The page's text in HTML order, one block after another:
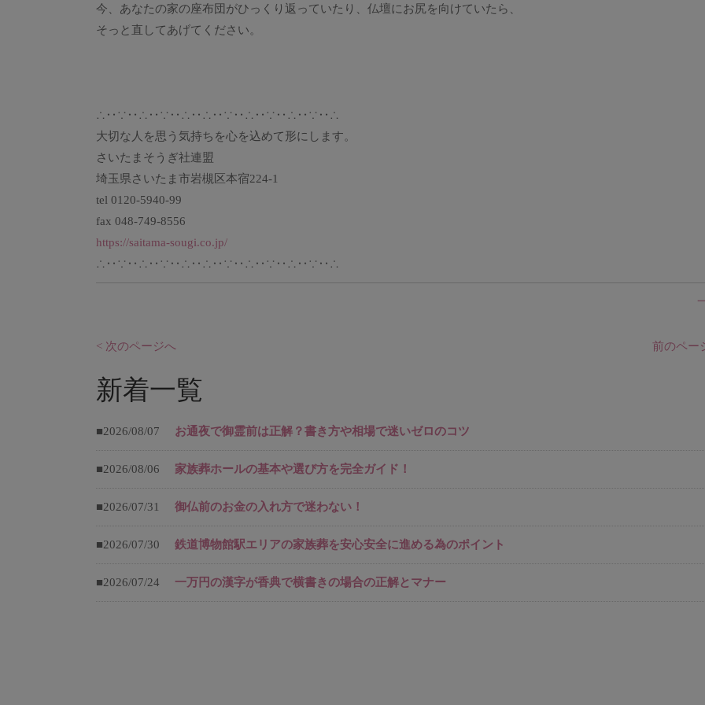
今、あなたの家の座布団がひっくり返っていたり、仏壇にお尻を向けていたら、
そっと直してあげてください。
∴‥∵‥∴‥∵‥∴‥∴‥∵‥∴‥∵‥∴‥∵‥∴
大切な人を思う気持ちを心を込めて形にします。
さいたまそうぎ社連盟
埼玉県さいたま市岩槻区本宿224-1
tel 0120-5940-99
fax 048-749-8556
https://saitama-sougi.co.jp/
∴‥∵‥∴‥∵‥∴‥∴‥∵‥∴‥∵‥∴‥∵‥∴
< 次のページへ 前のペー
新着一覧
■2026/08/07 お通夜で御霊前は正解？書き方や相場で迷いゼロのコツ
■2026/08/06 家族葬ホールの基本や選び方を完全ガイド！
■2026/07/31 御仏前のお金の入れ方で迷わない！
■2026/07/30 鉄道博物館駅エリアの家族葬を安心安全に進める為のポイント
■2026/07/24 一万円の漢字が香典で横書きの場合の正解とマナー